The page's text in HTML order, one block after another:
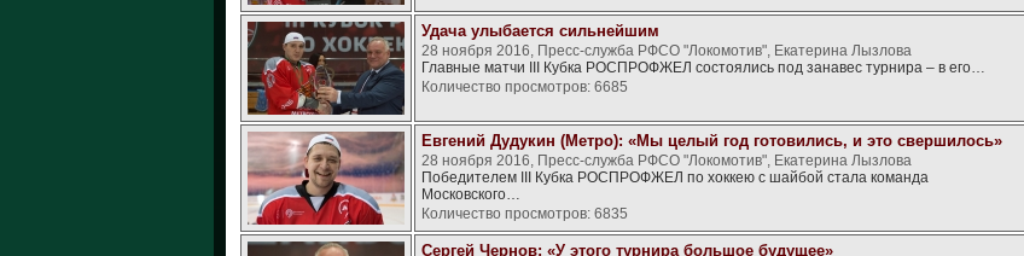
Удача улыбается сильнейшим
28 ноября 2016, Пресс-служба РФСО "Локомотив", Екатерина Лызлова
Главные матчи III Кубка РОСПРОФЖЕЛ состоялись под занавес турнира – в его…
Количество просмотров: 6685
Евгений Дудукин (Метро): «Мы целый год готовились, и это свершилось»
28 ноября 2016, Пресс-служба РФСО "Локомотив", Екатерина Лызлова
Победителем III Кубка РОСПРОФЖЕЛ по хоккею с шайбой стала команда
Московского…
Количество просмотров: 6835
Сергей Чернов: «У этого турнира большое будущее»